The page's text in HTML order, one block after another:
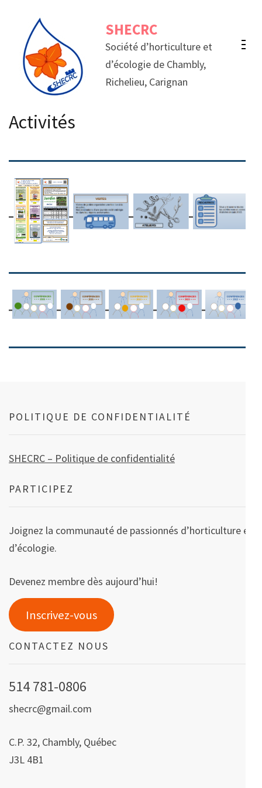
contenu
(Pressez
SHECRC
Société d’horticulture et
d’écologie de Chambly,
Richelieu, Carignan
Activités
POLITIQUE DE CONFIDENTIALITÉ
SHECRC – Politique de confidentialité
PARTICIPEZ
Joignez la communauté de passionnés d’horticulture et
d’écologie.
Devenez membre dès aujourd’hui!
Inscrivez-vous
CONTACTEZ NOUS
514 781-0806
shecrc@gmail.com
C.P. 32, Chambly, Québec
J3L 4B1